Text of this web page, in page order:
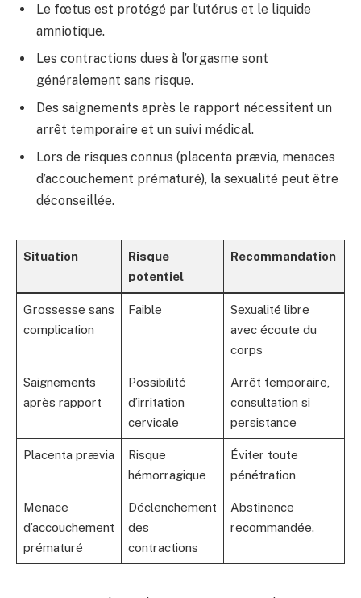
Le fœtus est protégé par l’utérus et le liquide
amniotique.
Les contractions dues à l’orgasme sont
généralement sans risque.
Des saignements après le rapport nécessitent un
arrêt temporaire et un suivi médical.
Lors de risques connus (placenta prævia, menaces
d’accouchement prématuré), la sexualité peut être
déconseillée.
Situation
Risque
potentiel
Recommandation
Grossesse sans
complication
Faible
Sexualité libre
avec écoute du
corps
Saignements
après rapport
Possibilité
d’irritation
cervicale
Arrêt temporaire,
consultation si
persistance
Placenta prævia
Risque
hémorragique
Éviter toute
pénétration
Menace
d’accouchement
prématuré
Déclenchement
des
contractions
Abstinence
recommandée.